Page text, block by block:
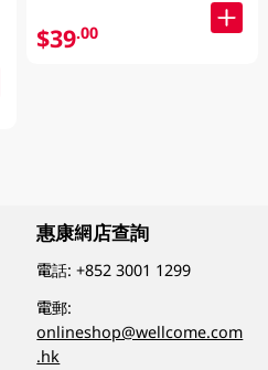
$39.00
惠康網店查詢
電話:+852 3001 1299
電郵:
onlineshop@wellcome.com
.hk